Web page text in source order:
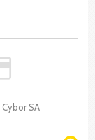
Cybor SA